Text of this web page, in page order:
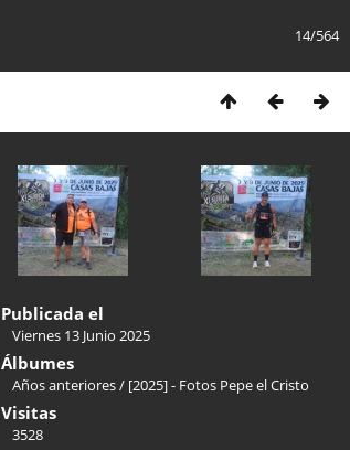
14/564
Publicada el
Viernes 13 Junio 2025
Álbumes
Años anteriores/ [2025] - Fotos Pepe el Cristo
Visitas
3528